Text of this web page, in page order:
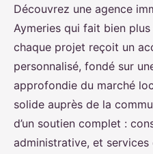
Découvrez
immobilier à
au-delà des
Sarah•6 octobre 2025•8 min
Découvrez une agence
Aymeries qui fait bien
chaque projet reçoit un
personnalisé, fondé sur
approfondie du marché
solide auprès de la
d’un soutien complet :
administrative, et